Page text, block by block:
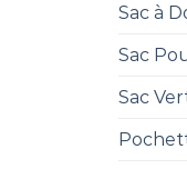
Sac à
Sac
Sac